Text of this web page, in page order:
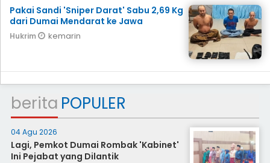
Pakai Sandi 'Sniper Darat' Sabu 2,69 Kg
dari Dumai Mendarat ke Jawa
Hukrim kemarin
berita POPULER
04 Agu 2026
Lagi, Pemkot Dumai Rombak 'Kabinet'
Ini Pejabat yang Dilantik